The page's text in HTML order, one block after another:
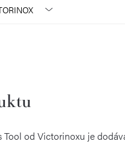
od Victorinoxu je